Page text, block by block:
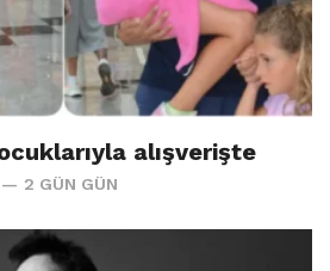
alışverişte
2 GÜN GÜN